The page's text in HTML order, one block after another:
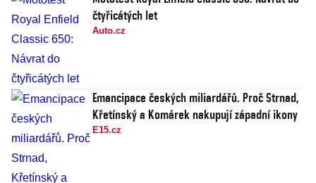
čtyřicátých let
Auto.cz
Emancipace českých miliardářů. Proč Strnad,
Křetínský a Komárek nakupují západní ikony
E15.cz